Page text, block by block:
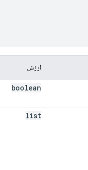
ارزش
boolean
list